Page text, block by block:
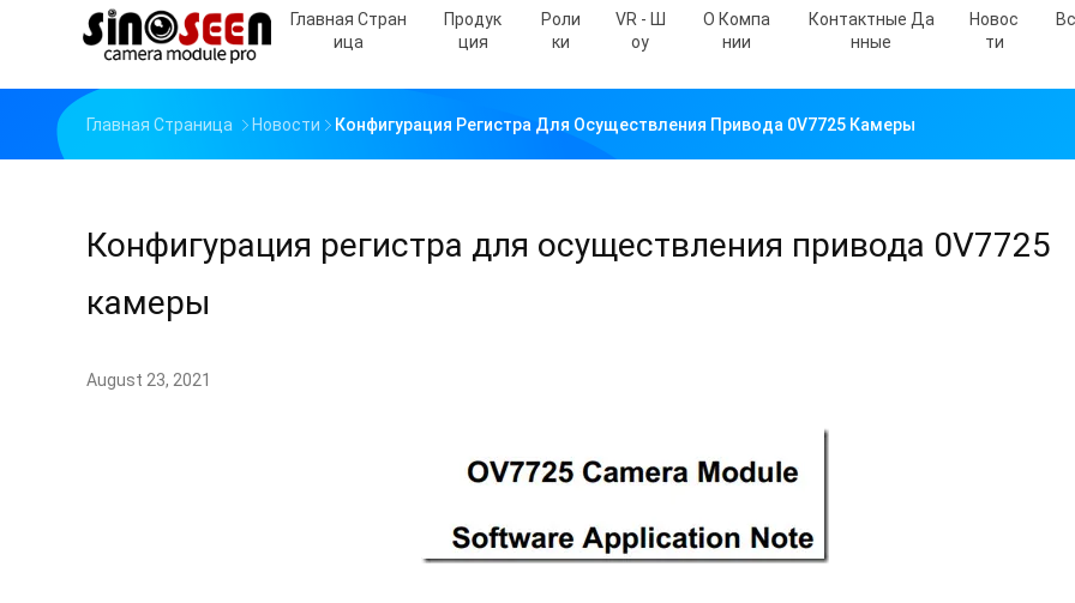
Главная Стран
Ица
Продук
Ция
Роли
Ки
VR - Ш
Оу
О Компа
Нии
Контактные Да
Нные
Новос
Ти
Главная Страница Новости Конфигурация Регистра Для Осуществления Привода 0V7725 Камеры
Конфигурация регистра для осуществления привода 0V7725
камеры
August 23, 2021